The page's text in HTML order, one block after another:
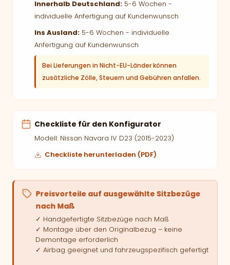
Innerhalb Deutschland: 5-6 Wochen -
individuelle Anfertigung auf Kundenwunsch
Ins Ausland: 5-6 Wochen - individuelle
Anfertigung auf Kundenwunsch
Bei Lieferungen in Nicht-EU-Länder können
zusätzliche Zölle, Steuern und Gebühren anfallen.
Checkliste für den Konfigurator
Modell: Nissan Navara IV D23 (2015-2023)
Checkliste herunterladen (PDF)
Preisvorteile auf ausgewählte Sitzbezüge
nach Maß
✓ Handgefertigte Sitzbezüge nach Maß
✓ Montage über den Originalbezug – keine
Demontage erforderlich
✓ Airbag geeignet und fahrzeugspezifisch gefertigt